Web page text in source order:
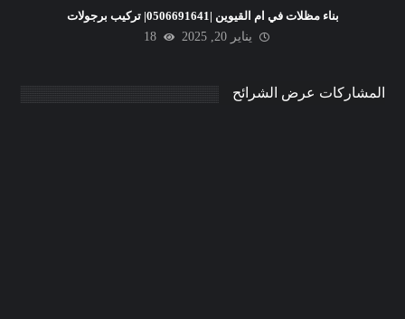
بناء مظلات في ام القيوين |0506691641| تركيب برجولات
يناير 20, 2025
18
المشاركات عرض الشرائح